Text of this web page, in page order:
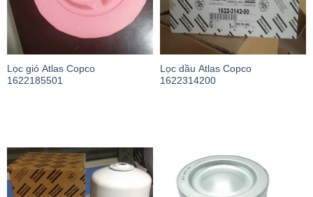
Lọc gió Atlas Copco
1622185501
Lọc dầu Atlas Copco
1622314200